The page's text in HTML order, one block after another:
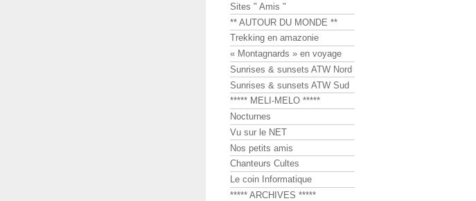
Sites " Amis "
** AUTOUR DU MONDE **
Trekking en amazonie
« Montagnards » en voyage
Sunrises & sunsets ATW Nord
Sunrises & sunsets ATW Sud
***** MELI-MELO *****
Nocturnes
Vu sur le NET
Nos petits amis
Chanteurs Cultes
Le coin Informatique
***** ARCHIVES *****